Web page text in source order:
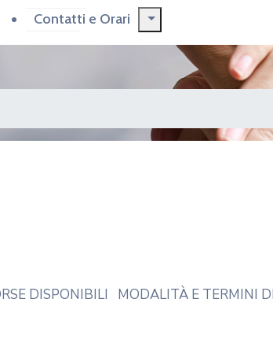
Contatti e Orari
DISPONIBILI MODALITÀ E TERMINI